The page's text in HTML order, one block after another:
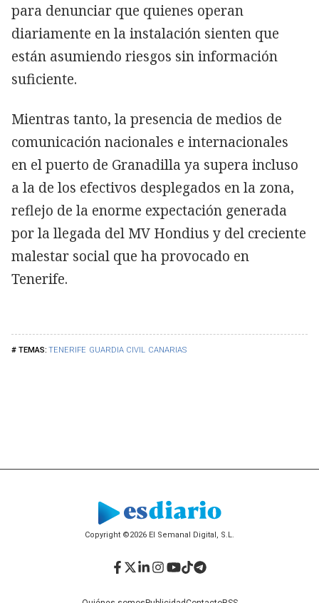
TENERIFE GUARDIA CIVIL CANARIAS
para denunciar que quienes operan
diariamente en la instalación sienten que
están asumiendo riesgos sin información
suficiente.
Mientras tanto, la presencia de medios de
comunicación nacionales e internacionales
en el puerto de Granadilla ya supera incluso
a la de los efectivos desplegados en la zona,
reflejo de la enorme expectación generada
por la llegada del MV Hondius y del creciente
malestar social que ha provocado en
Tenerife.
Copyright ©2026 El Semanal Digital, S.L.
Facebook
Twitter
LinkedIn
Instagram
YouTube
TikTok
Telegram